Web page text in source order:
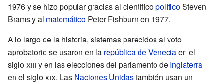
1976 y se hizo popular gracias al científicopolíticoSteven
Brams y al matemático Peter Fishburn en 1977.
A lo largo de la historia, sistemas parecidos al voto
aprobatorio se usaron en la república de Veneciaen el
sigloxiii y en las elecciones del parlamento de Inglaterra
en el sigloxix. Las Naciones Unidastambién usan un